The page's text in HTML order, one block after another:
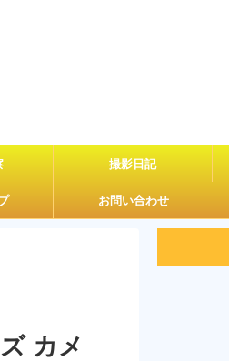
撮影日記
お問い合わせ
カメ